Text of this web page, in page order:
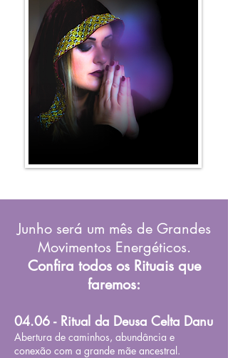
Junho será um mês de Grandes
Movimentos Energéticos.
Confira todos os Rituais que
faremos:
04.06 - Ritual da Deusa Celta Danu
Abertura de caminhos, abundância e
conexão com a grande mãe ancestral.